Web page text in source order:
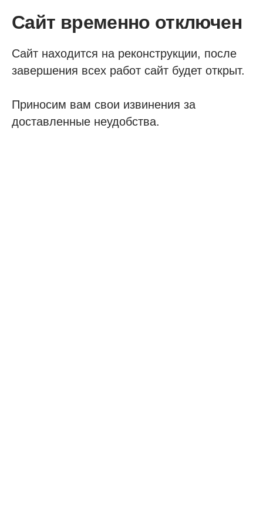
Сайт временно отключен
Сайт находится на реконструкции, после
завершения всех работ сайт будет открыт.
Приносим вам свои извинения за
доставленные неудобства.